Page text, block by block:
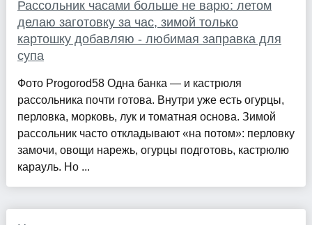
Рассольник часами больше не варю: летом
делаю заготовку за час, зимой только
картошку добавляю - любимая заправка для
супа
Фото Progorod58 Одна банка — и кастрюля
рассольника почти готова. Внутри уже есть огурцы,
перловка, морковь, лук и томатная основа. Зимой
рассольник часто откладывают «на потом»: перловку
замочи, овощи нарежь, огурцы подготовь, кастрюлю
карауль. Но ...